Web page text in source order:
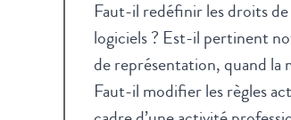
Faut-il redéfinir les droits
logiciels ? Est-il pertinent
de représentation, quand la
Faut-il modifier les règles